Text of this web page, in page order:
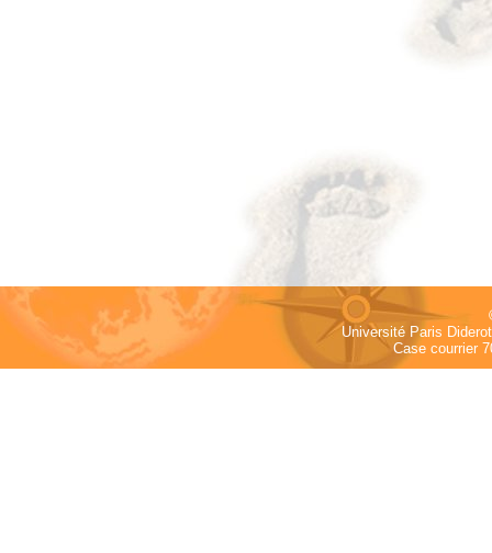
Université Paris
Case courrier